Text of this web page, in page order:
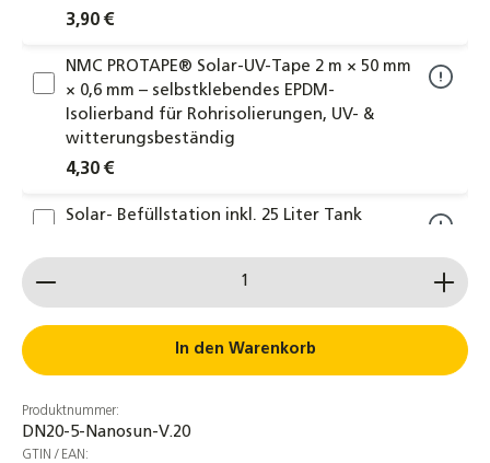
3,90 €
NMC PROTAPE® Solar-UV-Tape 2 m × 50 mm
× 0,6 mm – selbstklebendes EPDM-
Isolierband für Rohrisolierungen, UV- &
witterungsbeständig
4,30 €
Solar- Befüllstation inkl. 25 Liter Tank
Edelstahlwellrohr Solarleitung
4er Set Schrumpfschlauch DN20 grau
Produkt Anzahl: Gib den gewünschten Wert ein
In den Warenkorb
Produktnummer:
DN20-5-Nanosun-V.20
GTIN / EAN: